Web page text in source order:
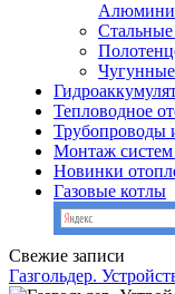
Тепловодное
Трубопроводы
Монтаж систем
Новинки
Газовые котлы
Свежие записи
Газгольдер.